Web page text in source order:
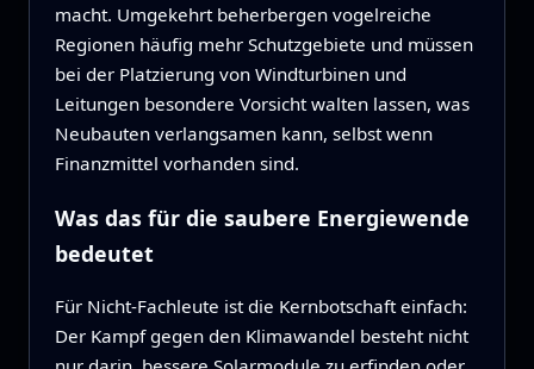
macht. Umgekehrt beherbergen vogelreiche
Regionen häufig mehr Schutzgebiete und müssen
bei der Platzierung von Windturbinen und
Leitungen besondere Vorsicht walten lassen, was
Neubauten verlangsamen kann, selbst wenn
Finanzmittel vorhanden sind.
Was das für die saubere Energiewende
bedeutet
Für Nicht‑Fachleute ist die Kernbotschaft einfach:
Der Kampf gegen den Klimawandel besteht nicht